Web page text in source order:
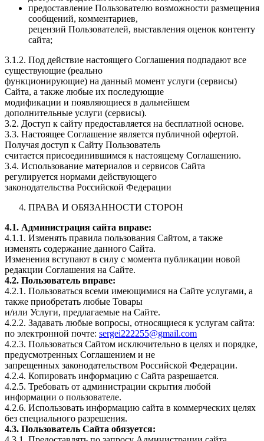
предоставление Пользователю возможности размещения
сообщений, комментариев,
рецензий Пользователей, выставления оценок контенту
сайта;
3.1.2. Под действие настоящего Соглашения подпадают все
существующие (реально
функционирующие) на данный момент услуги (сервисы)
Сайта, а также любые их последующие
модификации и появляющиеся в дальнейшем
дополнительные услуги (сервисы).
3.2. Доступ к сайту предоставляется на бесплатной основе.
3.3. Настоящее Соглашение является публичной офертой.
Получая доступ к Сайту Пользователь
считается присоединившимся к настоящему Соглашению.
3.4. Использование материалов и сервисов Сайта
регулируется нормами действующего
законодательства Российской Федерации
ПРАВА И ОБЯЗАННОСТИ СТОРОН
4.1. Администрация сайта вправе:
4.1.1. Изменять правила пользования Сайтом, а также
изменять содержание данного Сайта.
Изменения вступают в силу с момента публикации новой
редакции Соглашения на Сайте.
4.2. Пользователь вправе:
4.2.1. Пользоваться всеми имеющимися на Сайте услугами, а
также приобретать любые Товары
и/или Услуги, предлагаемые на Сайте.
4.2.2. Задавать любые вопросы, относящиеся к услугам сайта:
по электронной почте: sergei222255@gmail.com
4.2.3. Пользоваться Сайтом исключительно в целях и порядке,
предусмотренных Соглашением и не
запрещенных законодательством Российской Федерации.
4.2.4. Копировать информацию с Сайта разрешается.
4.2.5. Требовать от администрации скрытия любой
информации о пользователе.
4.2.6. Использовать информацию сайта в коммерческих целях
без специального разрешения.
4.3. Пользователь Сайта обязуется: